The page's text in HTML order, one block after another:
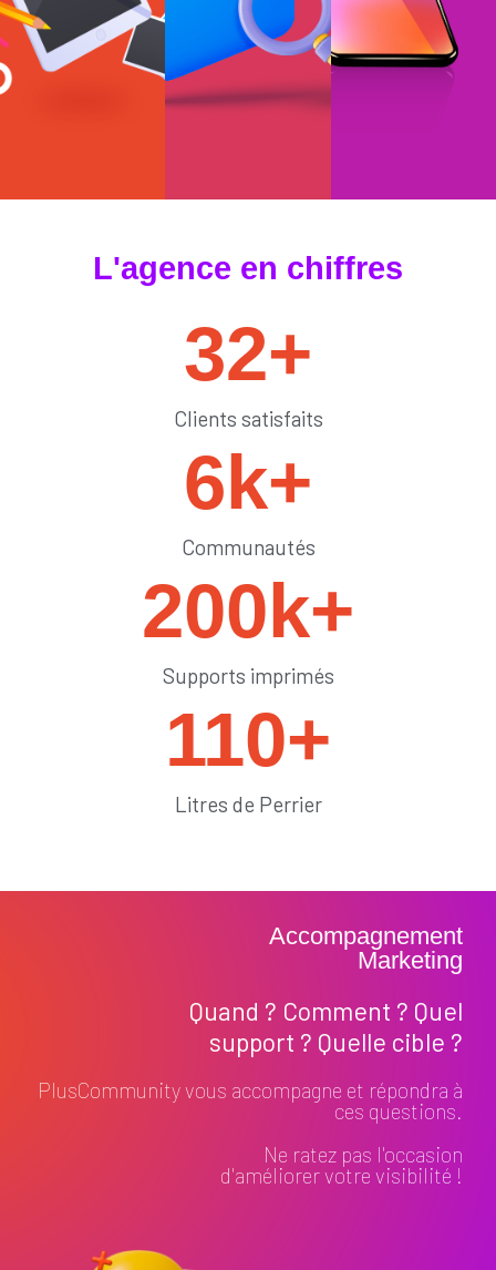
#tendances
L'agence en chiffres
32+
Clients satisfaits
6k+
Communautés
200k+
Supports imprimés
110+
Litres de Perrier
Accompagnement
Marketing
Quand ? Comment ? Quel
support ? Quelle cible ?
PlusCommunity vous accompagne et répondra à
ces questions.
Ne ratez pas l'occasion
d'améliorer votre visibilité !